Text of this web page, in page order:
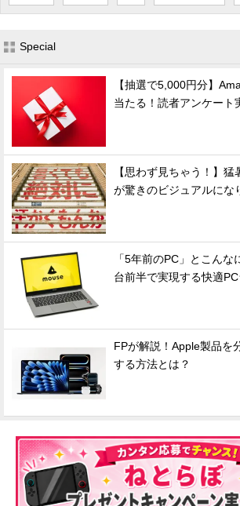
Special
【抽選で5,000円分】
当たる！読者アンケート
【思わず見ちゃう！】
が驚きのビジュアルにな
「5年前のPC」とこんな
台前半で実現する快適
FPが解説！Apple製品を
する方法とは？